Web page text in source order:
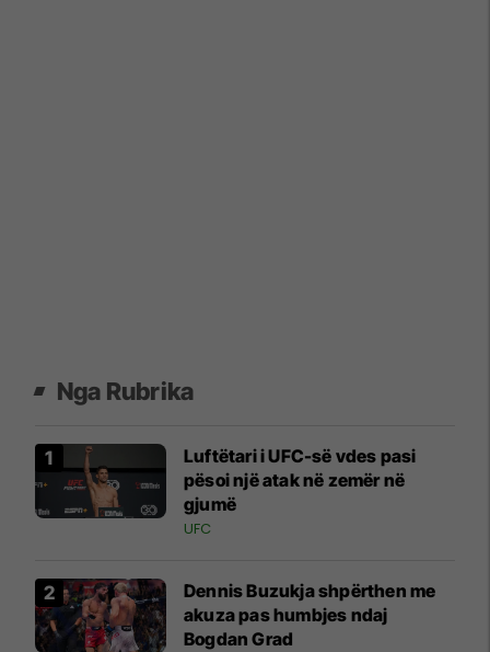
Nga Rubrika
Luftëtari i UFC-së vdes pasi
pësoi një atak në zemër në
gjumë
UFC
Dennis Buzukja shpërthen me
akuza pas humbjes ndaj
Bogdan Grad